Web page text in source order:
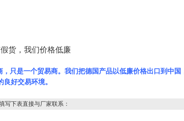
货，我们价格低廉
只是一个贸易商。我们把德国产品以低廉价格出口到中国
好交易环境。
下表直接与厂家联系：